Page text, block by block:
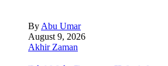
By Abu Umar
August 9, 2026
Akhir Zaman